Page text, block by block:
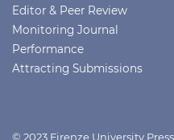
Editor & Peer Review
Monitoring Journal
Performance
Attracting Submissions
© 2023 Firenze University